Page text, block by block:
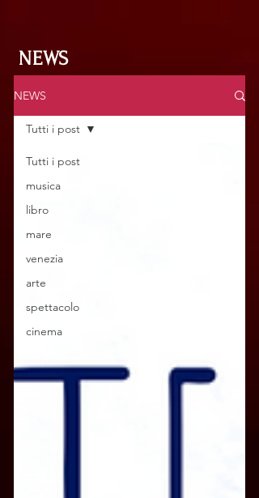
NEWS
NEWS
Tutti i post
musica
libro
mare
venezia
arte
spettacolo
cinema
Tutti i post